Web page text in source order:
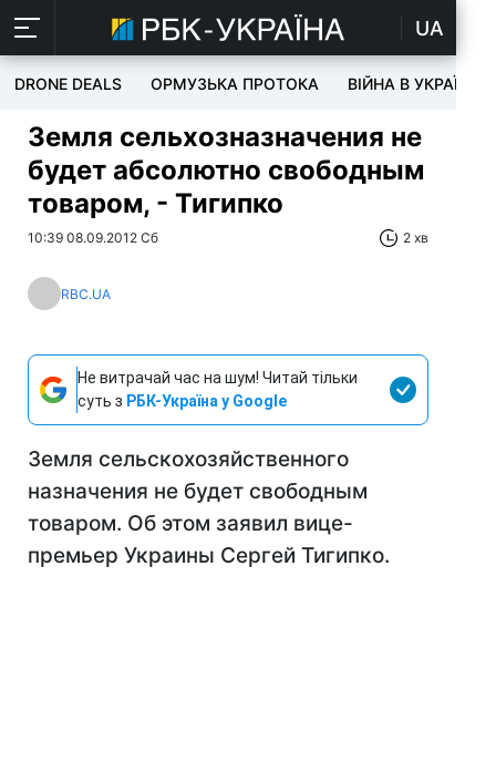
UA
DRONE DEALS ОРМУЗЬКА ПРОТОКА ВІЙНА В УКРАЇНІ
Земля сельхозназначения не
будет абсолютно свободным
товаром, - Тигипко
10:39 08.09.2012 Сб 2 хв
RBC.UA
Не витрачай час на шум! Читай тільки
суть з РБК-Україна у Google
Земля сельскохозяйственного
назначения не будет свободным
товаром. Об этом заявил вице-
премьер Украины Сергей Тигипко.